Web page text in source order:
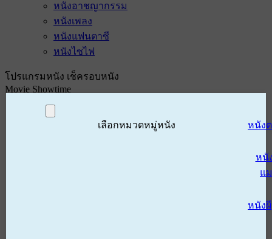
หนังอาชญากรรม
หนังเพลง
หนังแฟนตาซี
หนังไซไฟ
โปรแกรมหนัง เช็ครอบหนัง
Movie Showtime
เลือกหมวดหมู่หนัง หนัง
หนั
แ
หนังผี